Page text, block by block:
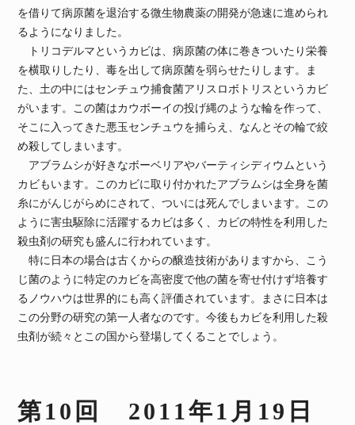
を借りて病原菌を退治する微生物農薬の開発が急速に進められ
るようになりました。
トリコデルマというカビは、病原菌の体に巻きついたり栄養
を横取りしたり、毒を出して病原菌を弱らせたりします。ま
た、土の中にはセンチュウ捕食菌アリスロボトリスというカビ
がいます。この菌はカウボーイの投げ縄のような輪を作って、
そこに入ってきた悪玉センチュウを捕らえ、なんとその輪で絞
め殺してしまいます。
アブラムシが好きなボーベリアやバーティシディウムという
カビもいます。このカビに取り付かれたアブラムシは全身を菌
糸にがんじがらめにされて、ついには死んでしまいます。この
ように害虫駆除に活躍するカビは多く、カビの特性を利用した
殺虫剤の研究も盛んに行われています。
特に日本の場合は古くからの醸造技術がありますから、こう
じ菌のように特定のカビを高密度で他の菌を寄せ付けず培養す
るノウハウは世界的にも高く評価されています。まさに日本は
この分野の研究の第一人者なのです。今後もカビを利用した殺
虫剤が続々とこの国から登場してくることでしょう。
第10回 2011年1月19日